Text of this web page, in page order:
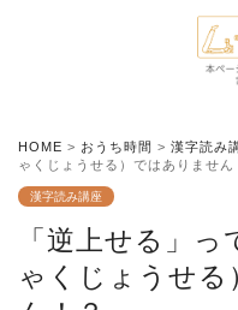
HOME > おうち時間 > 漢字読み
ゃくじょうせる）ではありません
漢字読み講座
「逆上せる」
ゃくじょうせる